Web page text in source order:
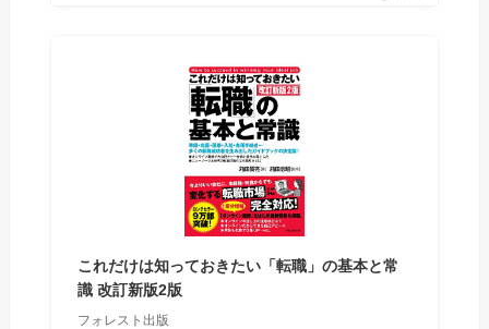
これだけは知っておきたい「転職」の基本と常
識 改訂新版2版
フォレスト出版